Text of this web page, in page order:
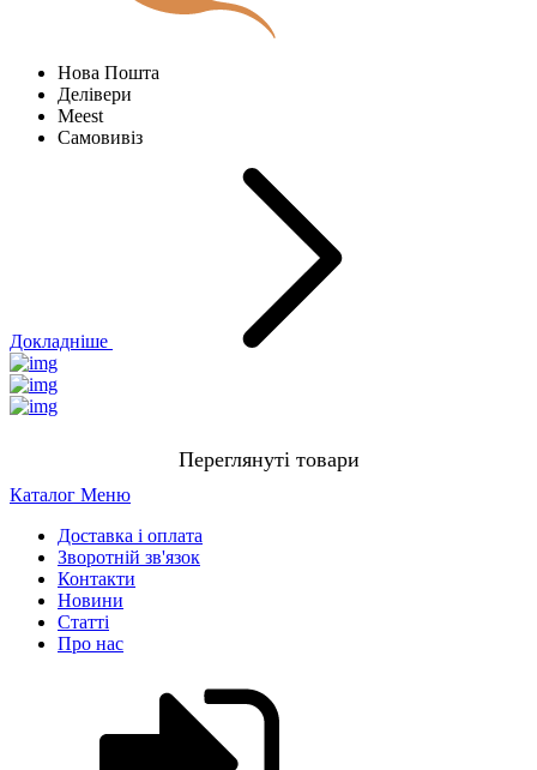
Нова Пошта
Делівери
Meest
Самовивіз
Докладніше
Переглянуті товари
Каталог Меню
Доставка і оплата
Зворотній зв'язок
Контакти
Новини
Статті
Про нас